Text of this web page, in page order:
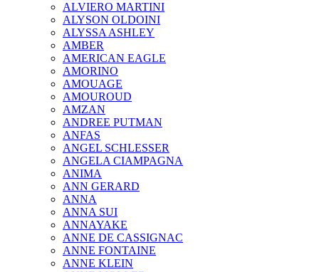
ALVIERO MARTINI
ALYSON OLDOINI
ALYSSA ASHLEY
AMBER
AMERICAN EAGLE
AMORINO
AMOUAGE
AMOUROUD
AMZAN
ANDREE PUTMAN
ANFAS
ANGEL SCHLESSER
ANGELA CIAMPAGNA
ANIMA
ANN GERARD
ANNA
ANNA SUI
ANNAYAKE
ANNE DE CASSIGNAC
ANNE FONTAINE
ANNE KLEIN